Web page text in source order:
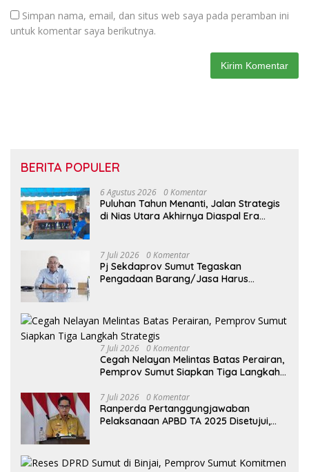
Simpan nama, email, dan situs web saya pada peramban ini
untuk komentar saya berikutnya.
BERITA POPULER
6 Agustus 2026 0 Komentar
Puluhan Tahun Menanti, Jalan Strategis
di Nias Utara Akhirnya Diaspal Era
7 Juli 2026 0 Komentar
Pj Sekdaprov Sumut Tegaskan
Pengadaan Barang/Jasa Harus
7 Juli 2026 0 Komentar
Cegah Nelayan Melintas Batas Perairan,
Pemprov Sumut Siapkan Tiga Langkah
7 Juli 2026 0 Komentar
Ranperda Pertanggungjawaban
Pelaksanaan APBD TA 2025 Disetujui,